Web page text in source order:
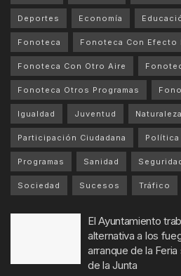
Deportes Economía
Fonoteca Fonoteca Con Efecto
Fonoteca Con Otro Aire
Fonoteca Otros Programas
Igualdad Juventud Naturaleza
Participación Ciudadana Política
Programas Sanidad
Sociedad Sucesos Tráfico
El Ayuntamiento
alternativa a los
arranque de la
de la Junta